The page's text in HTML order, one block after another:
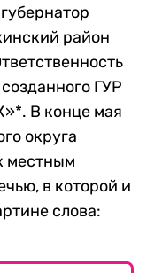
район
ГУР
В конце мая
округа
местным
в которой и
слова: